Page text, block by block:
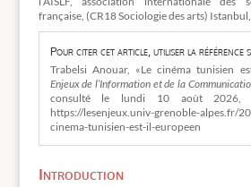
française, (CR18 Sociologie des arts)
Pour citer cet article, utiliser la référence
Trabelsi Anouar, «Le cinéma tunisien
Enjeux de l’Information et de la
consulté le lundi 10 aoùt 2026,
https://lesenjeux.univ-grenoble-alpes.fr/
cinema-tunisien-est-il-europeen
Introduction